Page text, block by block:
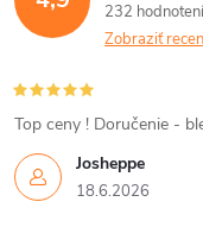
a
c
i
e
232
Zobraziť
Josheppe
18.6.2026
Top ceny ! Doručenie -